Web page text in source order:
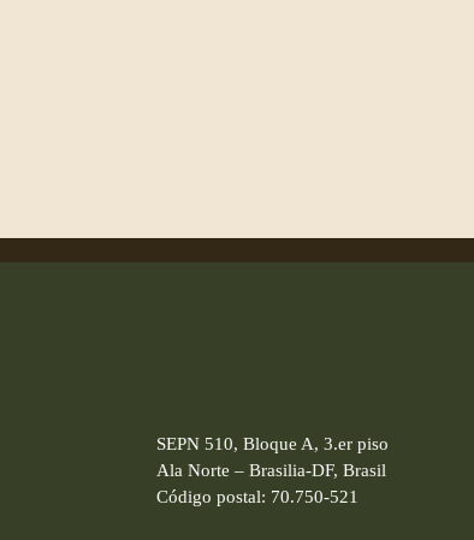
SEPN 510, Bloque A, 3.er piso
Ala Norte – Brasilia-DF, Brasil
Código postal: 70.750-521